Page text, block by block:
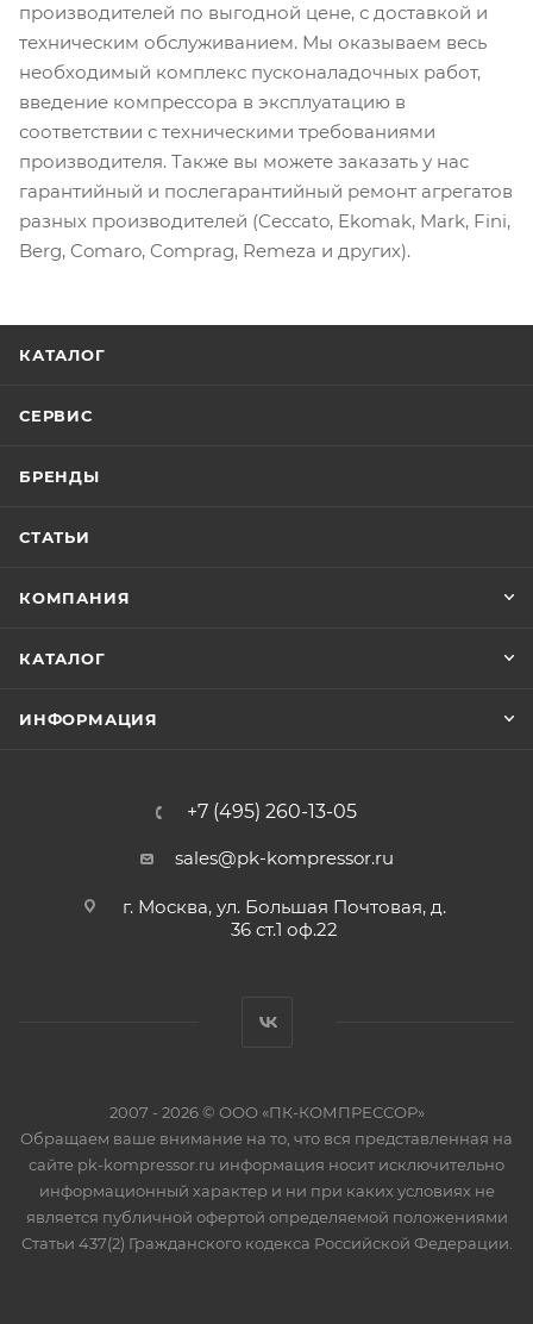
производителей по выгодной цене, с доставкой и
техническим обслуживанием. Мы оказываем весь
необходимый комплекс пусконаладочных работ,
введение компрессора в эксплуатацию в
соответствии с техническими требованиями
производителя. Также вы можете заказать у нас
гарантийный и послегарантийный ремонт агрегатов
разных производителей (Ceccato, Ekomak, Mark, Fini,
Berg, Comaro, Comprag, Remeza и других).
КАТАЛОГ
СЕРВИС
БРЕНДЫ
СТАТЬИ
КОМПАНИЯ
КАТАЛОГ
ИНФОРМАЦИЯ
+7 (495) 260-13-05
sales@pk-kompressor.ru
г. Москва, ул. Большая Почтовая, д.
36 ст.1 оф.22
2007 - 2026 © ООО «ПК-КОМПРЕССОР»
Обращаем ваше внимание на то, что вся представленная на
сайте pk-kompressor.ru информация носит исключительно
информационный характер и ни при каких условиях не
является публичной офертой определяемой положениями
Статьи 437(2) Гражданского кодекса Российской Федерации.